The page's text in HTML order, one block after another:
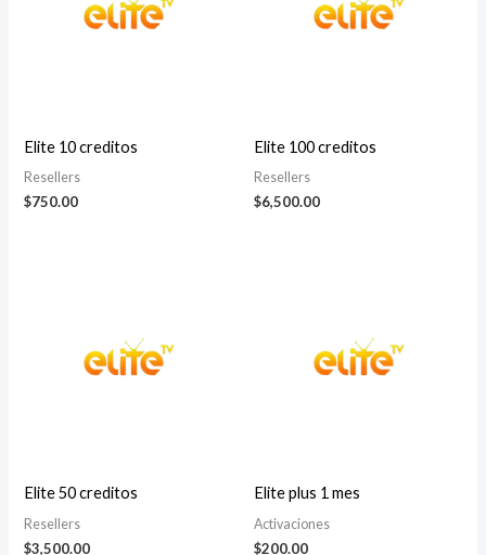
Elite 10 creditos
Resellers
$750.00
Elite 100 creditos
Resellers
$6,500.00
Elite 50 creditos
Resellers
$3,500.00
Elite plus 1 mes
Activaciones
$200.00